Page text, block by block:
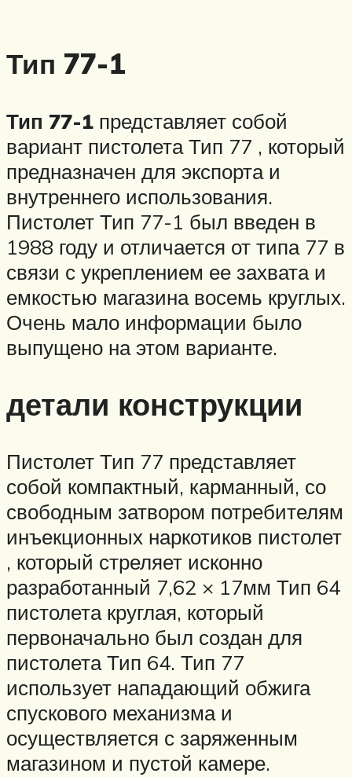
Тип 77-1
Тип 77-1 представляет собой
вариант пистолета Тип 77 , который
предназначен для экспорта и
внутреннего использования.
Пистолет Тип 77-1 был введен в
1988 году и отличается от типа 77 в
связи с укреплением ее захвата и
емкостью магазина восемь круглых.
Очень мало информации было
выпущено на этом варианте.
детали конструкции
Пистолет Тип 77 представляет
собой компактный, карманный, со
свободным затвором потребителям
инъекционных наркотиков пистолет
, который стреляет исконно
разработанный 7,62 × 17мм Тип 64
пистолета круглая, который
первоначально был создан для
пистолета Тип 64. Тип 77
использует нападающий обжига
спускового механизма и
осуществляется с заряженным
магазином и пустой камере.